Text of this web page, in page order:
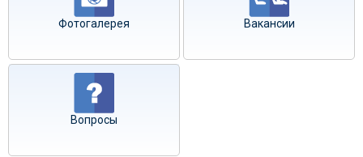
Фотогалерея Вакансии
Вопросы